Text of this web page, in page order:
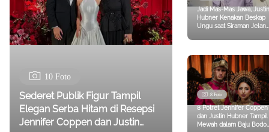
10 Foto
Sederet Publik Figur Tampil
Elegan Serba Hitam di Resepsi
Jennifer Coppen dan Justin
Jadi Mas-Mas Jawa, Justin
Hubner Kenakan Beskap
Ungu saat Siraman Jelang
8 Foto
8 Potret Jennifer Coppen
dan Justin Hubner Tampil
Mewah dalam Baju Bodo